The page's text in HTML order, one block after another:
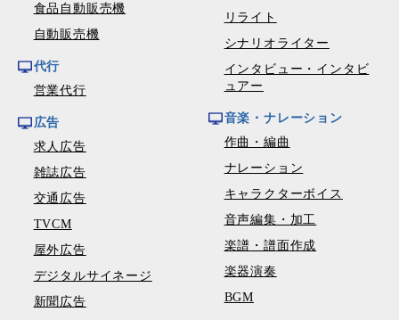
食品自動販売機
自動販売機
代行
営業代行
広告
求人広告
雑誌広告
交通広告
TVCM
屋外広告
デジタルサイネージ
新聞広告
リライト
シナリオライター
インタビュー・インタビ
ュアー
音楽・ナレーション
作曲・編曲
ナレーション
キャラクターボイス
音声編集・加工
楽譜・譜面作成
楽器演奏
BGM